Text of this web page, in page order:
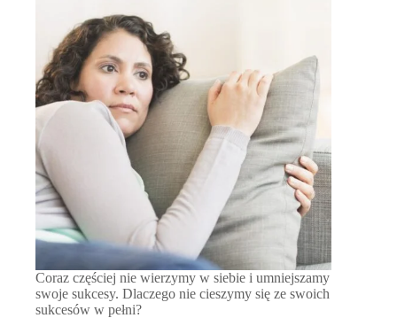
Coraz częściej nie wierzymy w siebie i umniejszamy
swoje sukcesy. Dlaczego nie cieszymy się ze swoich
sukcesów w pełni?